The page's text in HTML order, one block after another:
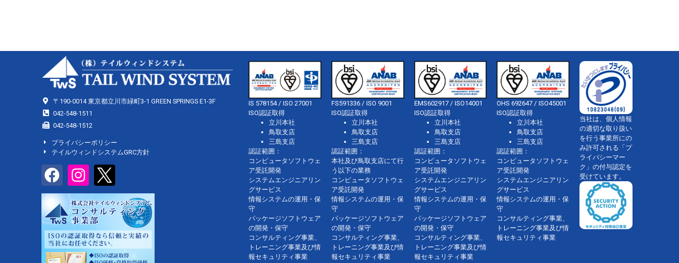
〒190-0014 東京都立川市緑町3-1 GREEN SPRINGS E1-3F
042-548-1511
042-548-1512
プライバシーポリシー
テイルウィンドシステムGRC方針
IS 578154 / ISO 27001
ISO認証取得
立川本社
鳥取支店
三島支店
認証範囲：
コンピュータソフトウェ
ア受託開発
システムエンジニアリン
グサービス
情報システムの運用・保
守
パッケージソフトウェア
の開発・保守
コンサルティング事業、
トレーニング事業及び情
報セキュリティ事業
FS591336 / ISO 9001
ISO認証取得
立川本社
鳥取支店
三島支店
認証範囲：
本社及び鳥取支店にて行
う以下の業務
コンピュータソフトウェ
ア受託開発
情報システムの運用・保
守
パッケージソフトウェア
の開発・保守
コンサルティング事業、
トレーニング事業及び情
報セキュリティ事業
EMS602917 / ISO14001
ISO認証取得
立川本社
鳥取支店
三島支店
認証範囲：
コンピュータソフトウェ
ア受託開発
システムエンジニアリン
グサービス
情報システムの運用・保
守
パッケージソフトウェア
の開発・保守
コンサルティング事業、
トレーニング事業及び情
報セキュリティ事業
OHS 692647 / ISO45001
ISO認証取得
立川本社
鳥取支店
三島支店
認証範囲：
コンピュータソフトウェ
ア受託開発
システムエンジニアリン
グサービス
情報システムの運用・保
守
コンサルティング事業、
トレーニング事業及び情
報セキュリティ事業
当社は、個人情報
の適切な取り扱い
を行う事業所にの
み許可される「プ
ライバシーマー
ク」の付与認定を
受けています。